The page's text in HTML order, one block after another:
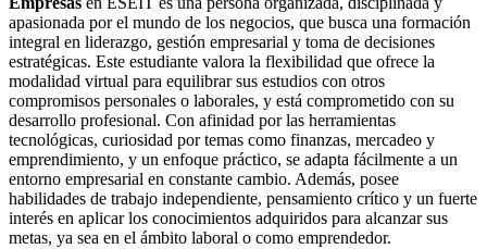
apasionada por el mundo de los negocios, que busca una formación
integral en liderazgo, gestión empresarial y toma de decisiones
estratégicas. Este estudiante valora la flexibilidad que ofrece la
modalidad virtual para equilibrar sus estudios con otros
compromisos personales o laborales, y está comprometido con su
desarrollo profesional. Con afinidad por las herramientas
tecnológicas, curiosidad por temas como finanzas, mercadeo y
emprendimiento, y un enfoque práctico, se adapta fácilmente a un
entorno empresarial en constante cambio. Además, posee
habilidades de trabajo independiente, pensamiento crítico y un fuerte
interés en aplicar los conocimientos adquiridos para alcanzar sus
metas, ya sea en el ámbito laboral o como emprendedor.